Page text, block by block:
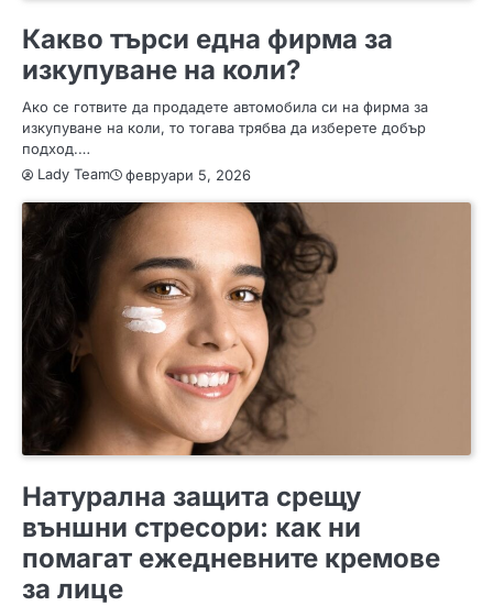
Какво търси една фирма за
изкупуване на коли?
Ако се готвите да продадете автомобила си на фирма за
изкупуване на коли, то тогава трябва да изберете добър
подход.…
Lady Team
февруари 5, 2026
Натурална защита срещу
външни стресори: как ни
помагат ежедневните кремове
за лице